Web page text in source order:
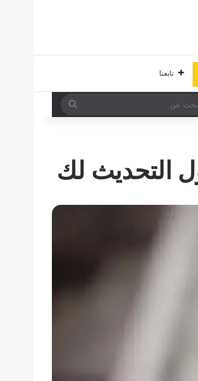
تابعنا
المظلم
بحث
التحديث لك